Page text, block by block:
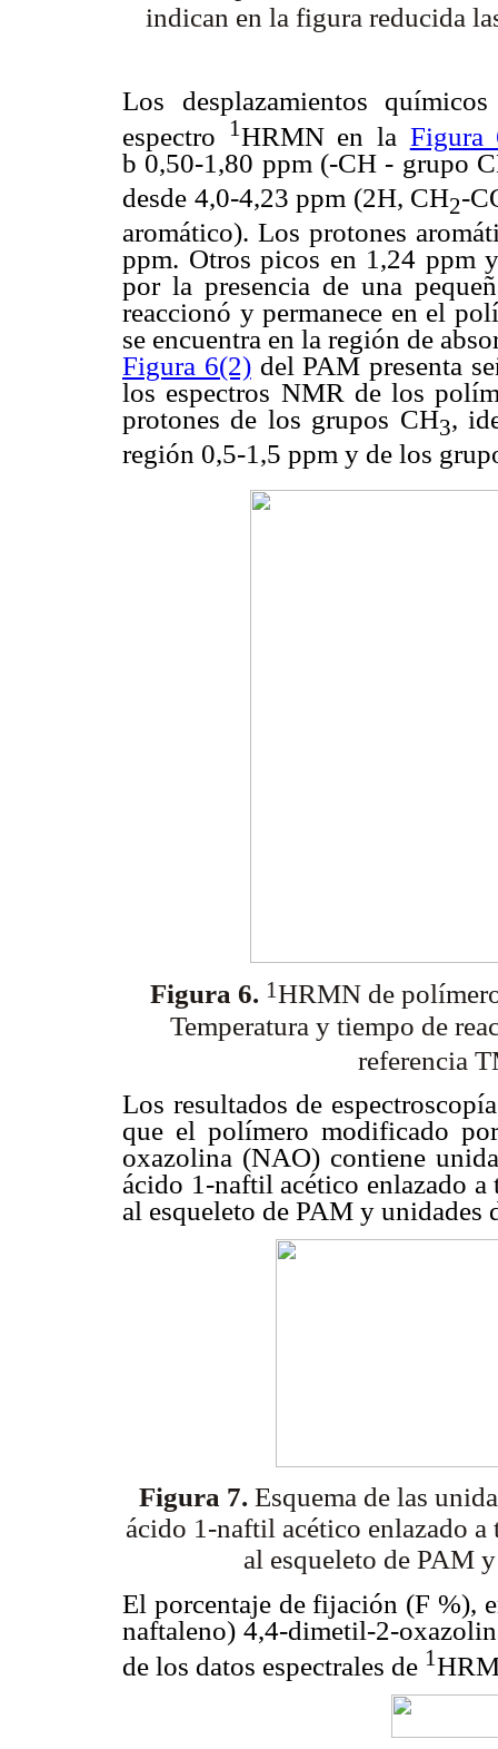
indican en la figura reducida
Los desplazamientos
espectro
1HRMN en la Figura
b 0,50-1,80 ppm (-CH - grupo
desde 4,0-4,23 ppm (2H, CH2-
aromático). Los protones
ppm. Otros picos en 1,24 ppm
por la presencia de una
reaccionó y permanece en el
se encuentra en la región de
Figura 6(2)del PAM presenta
los espectros NMR de los
protones de los grupos CH3,
región 0,5-1,5 ppm y de los
Figura 6. 1HRMN de
Temperatura y tiempo de
referencia
Los resultados de
que el polímero modificado
oxazolina (NAO) contiene
ácido 1-naftil acético enlazado a
al esqueleto de PAM y
Figura 7. Esquema de las
ácido 1-naftil acético enlazado a
al esqueleto de PAM
El porcentaje de fijación (F %),
naftaleno) 4,4-dimetil-2-
de los datos espectrales de 1